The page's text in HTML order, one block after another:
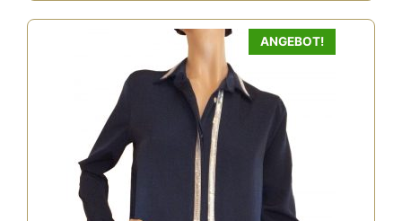
ANGEBOT!